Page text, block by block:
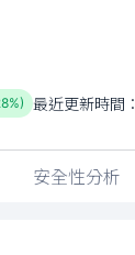
最近更新時間：
安全性分析